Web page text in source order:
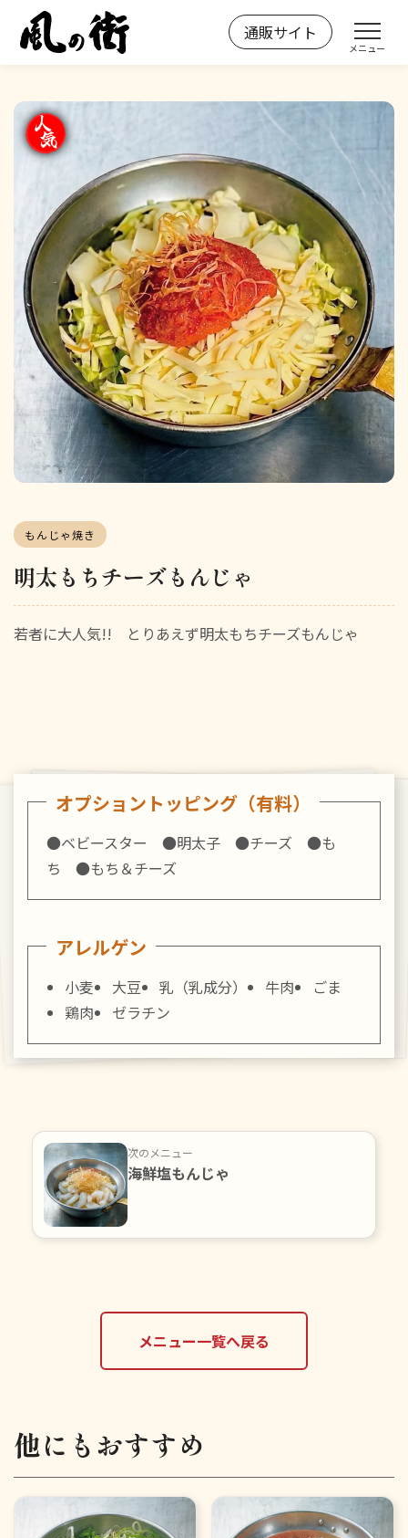
content
風の街
お好み焼きの「風の街」 通販サイト
メニュー
もんじゃ焼き
明太もちチーズもんじゃ
若者に大人気!! とりあえず明太もちチーズもんじゃ
オプショントッピング（有料）
●ベビースター ●明太子 ●チーズ ●も
ち ●もち＆チーズ
アレルゲン
小麦 大豆 乳（乳成分） 牛肉
ごま
鶏肉
ゼラチン
次のメニュー
海鮮塩もんじゃ
メニュー一覧へ戻る
他にもおすすめ